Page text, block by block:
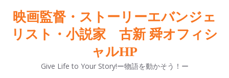
映画監督・ストーリーエバンジェ
リスト・小説家 古新 舜オフィシ
ャルHP
Give Life to Your Story!ー物語を動かそう！ー